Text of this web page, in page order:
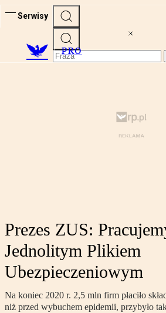
Serwisy
PRO
Prezes ZUS:
Jednolitym Plikiem
Ubezpieczeniowym
Na koniec 2020 r. 2,5 mln firm płaciło
niż przed wybuchem epidemii, przybyło